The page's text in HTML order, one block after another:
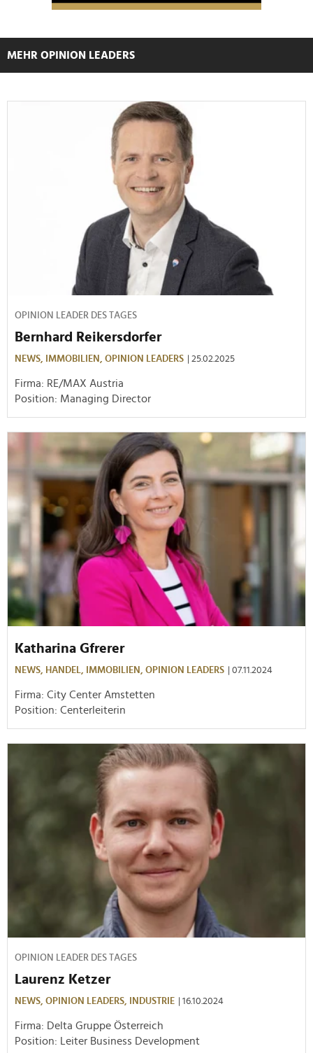
MEHR OPINION LEADERS
OPINION LEADER DES TAGES
Bernhard Reikersdorfer
NEWS, IMMOBILIEN, OPINION LEADERS | 25.02.2025
Firma: RE/MAX Austria
Position: Managing Director
Katharina Gfrerer
NEWS, HANDEL, IMMOBILIEN, OPINION LEADERS | 07.11.2024
Firma: City Center Amstetten
Position: Centerleiterin
OPINION LEADER DES TAGES
Laurenz Ketzer
NEWS, OPINION LEADERS, INDUSTRIE | 16.10.2024
Firma: Delta Gruppe Österreich
Position: Leiter Business Development